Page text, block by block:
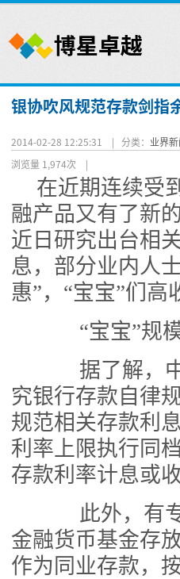
银协吹风规范存款剑指
2014-02-28 12:25:31 | 分类： 业界
浏览量 1,974次 |
在近期连续受
融产品又有了新
近日研究出台相
息，部分业内人
惠”，“宝宝”们高
“宝宝”规模
据了解，中
究银行存款自律
规范相关存款利
利率上限执行同
存款利率计息或
此外，有专
金融货币基金存
作为同业存款，